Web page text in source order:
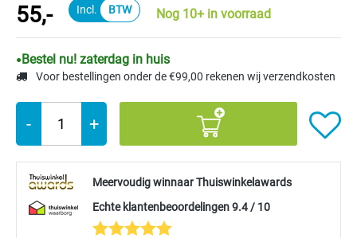
55,- Nog 10+ in voorraad
Bestel nu! zaterdag in huis
Voor bestellingen onder de €99,00 rekenen wij verzendkosten
- +
Meervoudig winnaar Thuiswinkelawards
Echte klantenbeoordelingen 9.4 / 10